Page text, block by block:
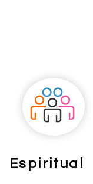
Espiritual